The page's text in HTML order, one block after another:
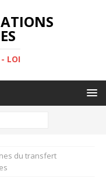
LOI
du transfert